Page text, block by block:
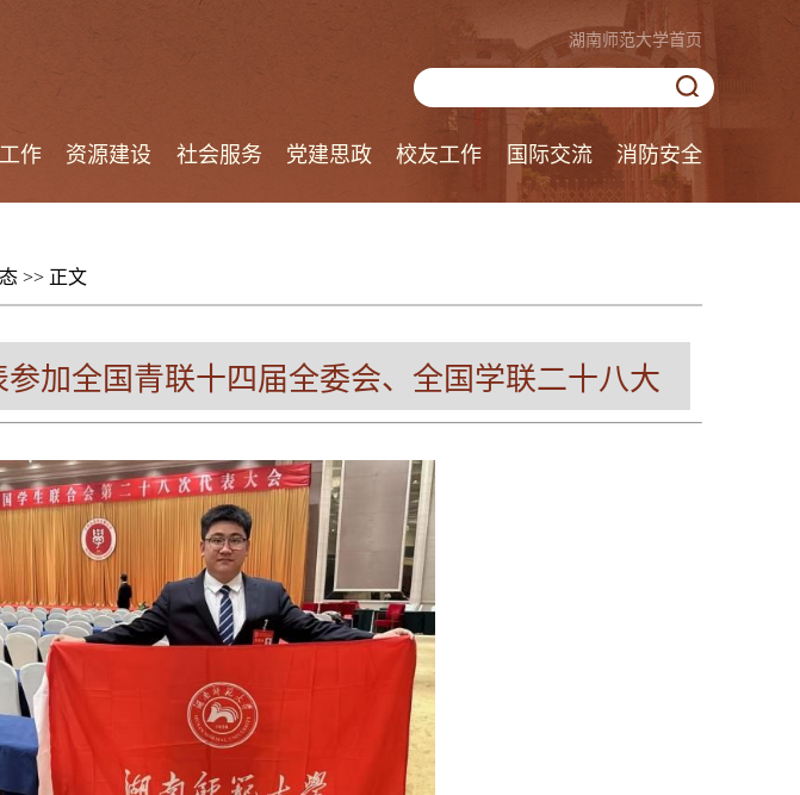
湖南师范大学首页
作 资源建设 社会服务 党建思政 校友工作 国际交流 消防安全
>> 正文
加全国青联十四届全委会、全国学联二十八大